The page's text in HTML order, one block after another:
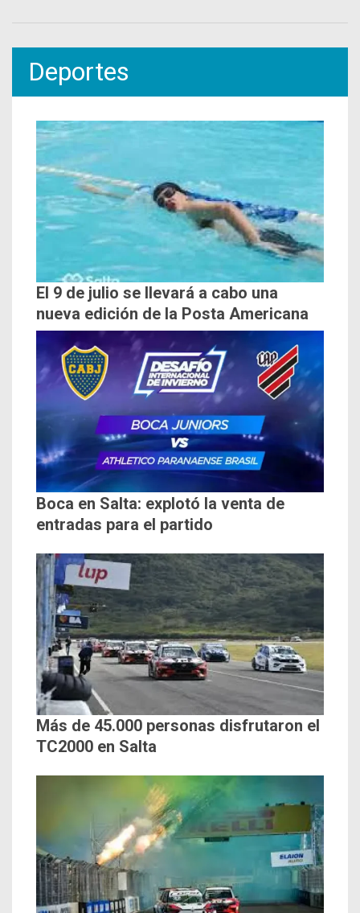
Deportes
El 9 de julio se llevará a cabo una
nueva edición de la Posta Americana
Boca en Salta: explotó la venta de
entradas para el partido
Más de 45.000 personas disfrutaron el
TC2000 en Salta